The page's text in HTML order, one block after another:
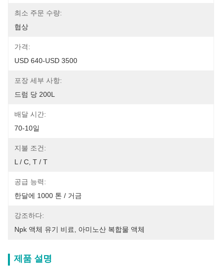
최소 주문 수량:
협상
가격:
USD 640-USD 3500
포장 세부 사항:
드럼 당 200L
배달 시간:
70-10일
지불 조건:
L / C, T / T
공급 능력:
한달에 1000 톤 / 거금
강조하다:
Npk 액체 유기 비료
아미노산 복합물 액체
제품 설명